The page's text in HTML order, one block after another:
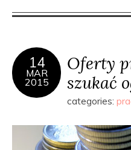
14
MAR
2015
Oferty
szukać
categories: